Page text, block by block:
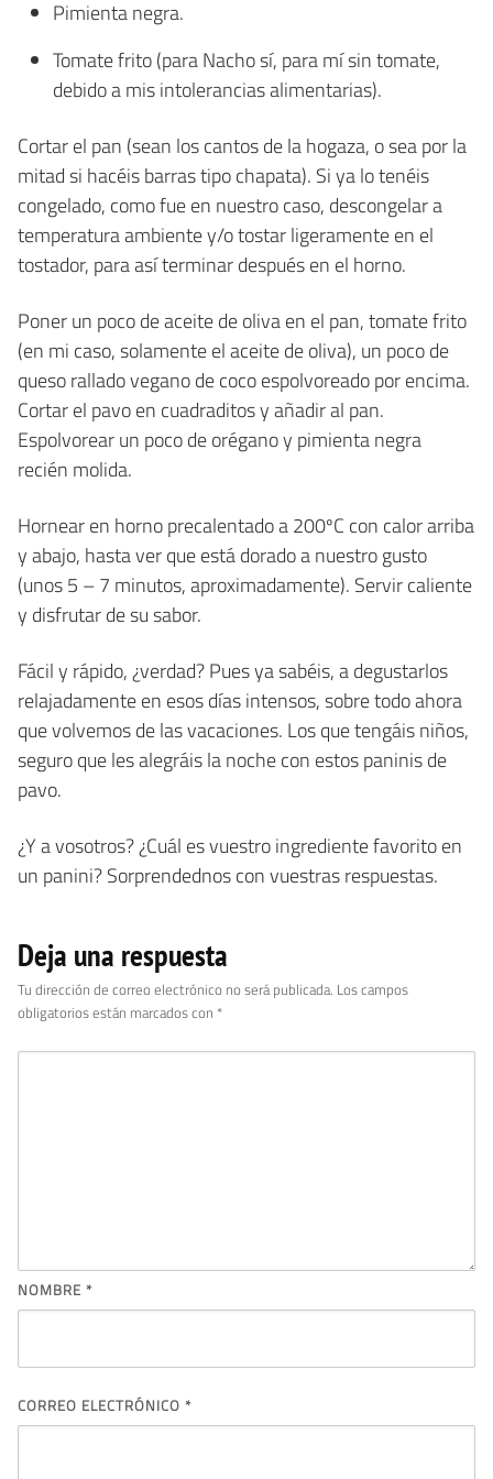
Pimienta negra.
Tomate frito (para Nacho sí, para mí sin tomate,
debido a mis intolerancias alimentarias).
Cortar el pan (sean los cantos de la hogaza, o sea por la
mitad si hacéis barras tipo chapata). Si ya lo tenéis
congelado, como fue en nuestro caso, descongelar a
temperatura ambiente y/o tostar ligeramente en el
tostador, para así terminar después en el horno.
Poner un poco de aceite de oliva en el pan, tomate frito
(en mi caso, solamente el aceite de oliva), un poco de
queso rallado vegano de coco espolvoreado por encima.
Cortar el pavo en cuadraditos y añadir al pan.
Espolvorear un poco de orégano y pimienta negra
recién molida.
Hornear en horno precalentado a 200ºC con calor arriba
y abajo, hasta ver que está dorado a nuestro gusto
(unos 5 – 7 minutos, aproximadamente). Servir caliente
y disfrutar de su sabor.
Fácil y rápido, ¿verdad? Pues ya sabéis, a degustarlos
relajadamente en esos días intensos, sobre todo ahora
que volvemos de las vacaciones. Los que tengáis niños,
seguro que les alegráis la noche con estos paninis de
pavo.
¿Y a vosotros? ¿Cuál es vuestro ingrediente favorito en
un panini? Sorprendednos con vuestras respuestas.
Deja una respuesta
Tu dirección de correo electrónico no será publicada. Los campos
obligatorios están marcados con *
NOMBRE *
CORREO ELECTRÓNICO *